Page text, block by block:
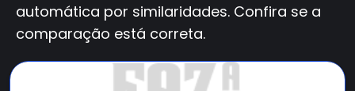
automática por similaridades. Confira se a
comparação está correta.